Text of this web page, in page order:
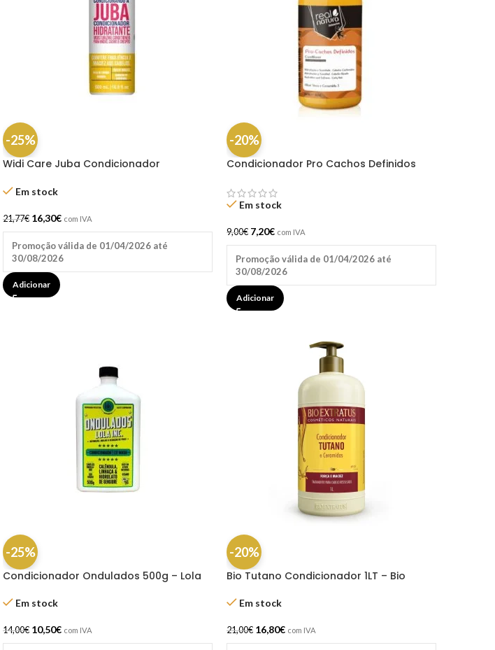
-25%
Widi Care Juba Condicionador
Em stock
21,77€ 16,30€ com IVA
Promoção válida de 01/04/2026 até
30/08/2026
Adicionar
-20%
Condicionador Pro Cachos Definidos
Em stock
9,00€ 7,20€ com IVA
Promoção válida de 01/04/2026 até
30/08/2026
Adicionar
-25%
Condicionador Ondulados 500g – Lola
Em stock
14,00€ 10,50€ com IVA
-20%
Bio Tutano Condicionador 1LT – Bio
Em stock
21,00€ 16,80€ com IVA